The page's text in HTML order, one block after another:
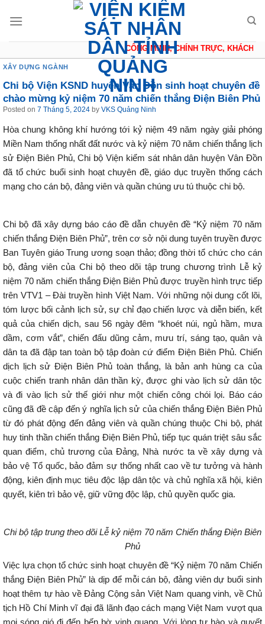
CÔNG MINH, CHÍNH TRỰC, KHÁCH
XÂY DỰNG NGÀNH
Chi bộ Viện KSND huyện Vân Đồn sinh hoạt chuyên đề
chào mừng kỷ niệm 70 năm chiến thắng Điện Biên Phủ
Posted on 7 Tháng 5, 2024 by VKS Quảng Ninh
Hòa chung không khí hướng tới kỷ niệm 49 năm ngày giải phóng
Miền Nam thống nhất đất nước và kỷ niệm 70 năm chiến thắng lịch
sử Điện Biên Phủ, Chi bộ Viện kiểm sát nhân dân huyện Vân Đồn
đã tổ chức buổi sinh hoạt chuyên đề, giáo dục truyền thống cách
mạng cho cán bộ, đảng viên và quần chúng ưu tú thuộc chi bộ.
Chi bộ đã xây dựng báo cáo đề dẫn chuyên đề “Kỷ niệm 70 năm
chiến thắng Điện Biên Phủ”, trên cơ sở nội dung tuyên truyền được
Ban Tuyên giáo Trung ương soạn thảo; đồng thời tổ chức cho cán
bộ, đảng viên của Chi bộ theo dõi tập trung chương trình Lễ kỷ
niệm 70 năm chiến thắng Điện Biên Phủ được truyền hình trực tiếp
trên VTV1 – Đài truyền hình Việt Nam. Với những nội dung cốt lõi,
tóm lược bối cảnh lịch sử, sự chỉ đạo chiến lược và diễn biến, kết
quả của chiến dịch, sau 56 ngày đêm “khoét núi, ngủ hầm, mưa
dầm, cơm vắt”, chiến đấu dũng cảm, mưu trí, sáng tạo, quân và
dân ta đã đập tan toàn bộ tập đoàn cứ điểm Điện Biên Phủ. Chiến
dịch lịch sử Điện Biên Phủ toàn thắng, là bản anh hùng ca của
cuộc chiến tranh nhân dân thần kỳ, được ghi vào lịch sử dân tộc
và đi vào lịch sử thế giới như một chiến công chói lọi. Báo cáo
cũng đã đề cập đến ý nghĩa lịch sử của chiến thắng Điện Biên Phủ
từ đó phát động đến đảng viên và quần chúng thuộc Chi bộ, phát
huy tinh thần chiến thắng Điện Biên Phủ, tiếp tục quán triệt sâu sắc
quan điểm, chủ trương của Đảng, Nhà nước ta về xây dựng và
bảo vệ Tổ quốc, bảo đảm sự thống nhất cao về tư tưởng và hành
động, kiên định mục tiêu độc lập dân tộc và chủ nghĩa xã hội, kiên
quyết, kiên trì bảo vệ, giữ vững độc lập, chủ quyền quốc gia.
Chi bộ tập trung theo dõi Lễ kỷ niệm 70 năm Chiến thắng Điện Biên
Phủ
Việc lựa chọn tổ chức sinh hoạt chuyên đề “Kỷ niệm 70 năm Chiến
thắng Điện Biên Phủ” là dịp để mỗi cán bộ, đảng viên dự buổi sinh
hoạt thêm tự hào về Đảng Cộng sản Việt Nam quang vinh, về Chủ
tịch Hồ Chí Minh vĩ đại đã lãnh đạo cách mạng Việt Nam vượt qua
mọi sóng gió đi đến bến bờ vinh quang. Với lòng tự hào và quyết